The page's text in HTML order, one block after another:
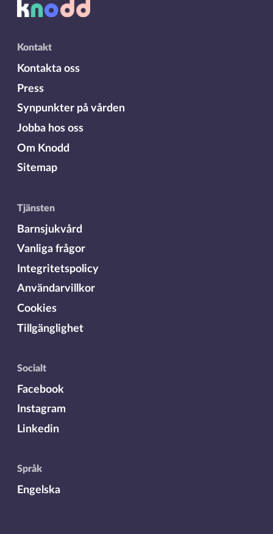
Kontakt
Kontakta oss
Press
Synpunkter på vården
Jobba hos oss
Om Knodd
Sitemap
Tjänsten
Barnsjukvård
Vanliga frågor
Integritetspolicy
Användarvillkor
Cookies
Tillgänglighet
Socialt
Facebook
Instagram
Linkedin
Språk
Engelska